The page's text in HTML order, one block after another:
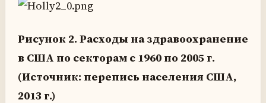
Рисунок 2. Расходы на здравоохранение
в США по секторам с 1960 по 2005 г.
(Источник: перепись населения США,
2013 г.)